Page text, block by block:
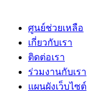
ศูนย์ช่วยเหลือ
เกี่ยวกับเรา
ติดต่อเรา
ร่วมงานกับเรา
แผนผังเว็บไซต์